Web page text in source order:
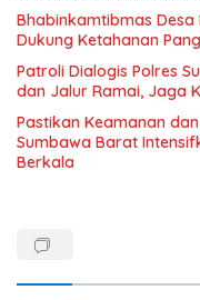
Bhabinkamtibmas
Dukung Ketahanan
Patroli Dialogis Polres
dan Jalur Ramai, Jaga
Pastikan Keamanan
Sumbawa Barat
Berkala